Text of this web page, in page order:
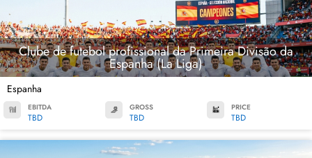
Clube de futebol profissional da Primeira Divisão da
Espanha (La Liga)
Espanha
EBITDA
TBD
GROSS
TBD
PRICE
TBD